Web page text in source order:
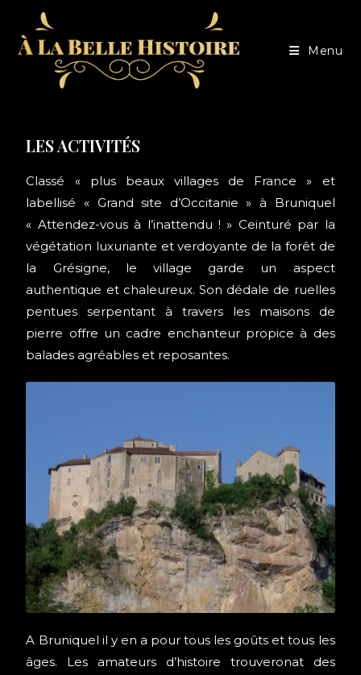
Menu
LES ACTIVITÉS
Classé « plus beaux villages de France » et
labellisé « Grand site d’Occitanie » à Bruniquel
« Attendez-vous à l’inattendu ! » Ceinturé par la
végétation luxuriante et verdoyante de la forêt de
la Grésigne, le village garde un aspect
authentique et chaleureux. Son dédale de ruelles
pentues serpentant à travers les maisons de
pierre offre un cadre enchanteur propice à des
balades agréables et reposantes.
A Bruniquel il y en a pour tous les goûts et tous les
âges. Les amateurs d’histoire trouveronat des